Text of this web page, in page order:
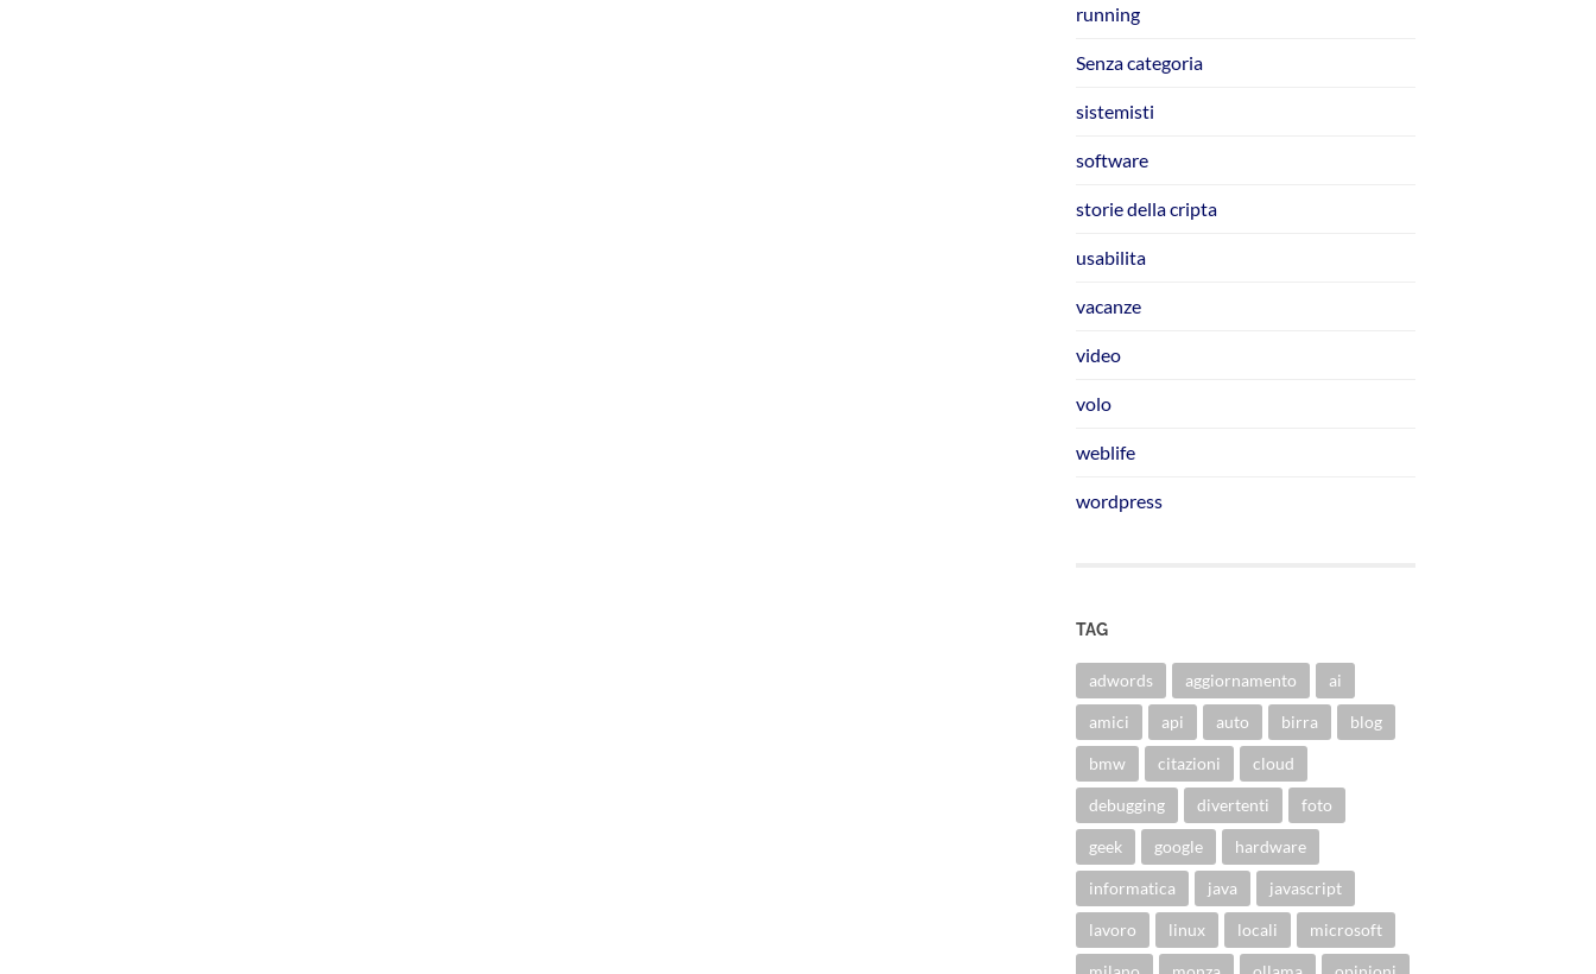
running
Senza categoria
sistemisti
software
storie della cripta
usabilita
vacanze
video
volo
weblife
wordpress
TAG
adwords aggiornamento ai
amici api auto birra blog
bmw citazioni cloud
debugging divertenti foto
geek google hardware
informatica java javascript
lavoro linux locali microsoft